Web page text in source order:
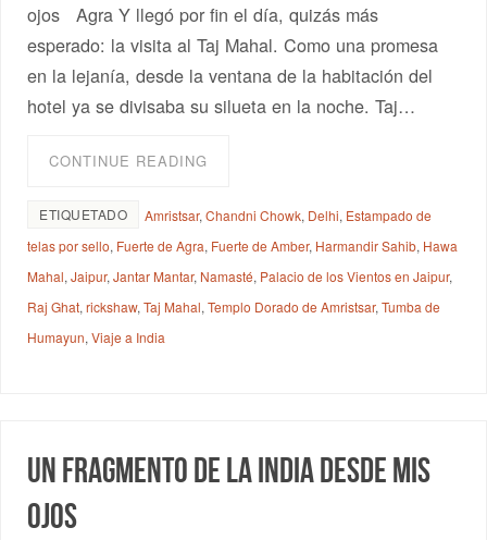
ojos Agra Y llegó por fin el día, quizás más
esperado: la visita al Taj Mahal. Como una promesa
en la lejanía, desde la ventana de la habitación del
hotel ya se divisaba su silueta en la noche. Taj…
CONTINUE READING
ETIQUETADO Amristsar,Chandni Chowk, Delhi, Estampado de
telas por sello, Fuerte de Agra, Fuerte de Amber, Harmandir Sahib, Hawa
Mahal,Jaipur,Jantar Mantar, Namasté, Palacio de los Vientos en Jaipur,
Raj Ghat,rickshaw,Taj Mahal,Templo Dorado de Amristsar,Tumba de
Humayun,Viaje a India
Un fragmento de la India desde mis
ojos